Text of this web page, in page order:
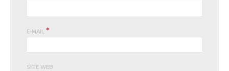
E-MAIL *
SITE WEB